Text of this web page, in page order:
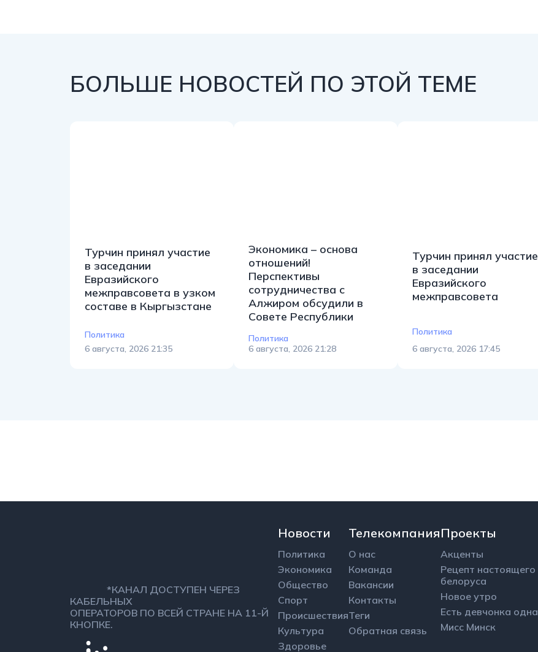
БОЛЬШЕ НОВОСТЕЙ ПО ЭТОЙ ТЕМЕ
Турчин принял участие
в заседании
Евразийского
межправсовета в узком
составе в Кыргызстане
Политика
6 августа, 2026 21:35
Экономика – основа
отношений!
Перспективы
сотрудничества с
Алжиром обсудили в
Совете Республики
Политика
6 августа, 2026 21:28
Турчин принял участие
в заседании
Евразийского
межправсовета
Политика
6 августа, 2026 17:45
*КАНАЛ ДОСТУПЕН ЧЕРЕЗ
КАБЕЛЬНЫХ
ОПЕРАТОРОВ ПО ВСЕЙ СТРАНЕ НА 11-Й
КНОПКЕ.
Новости
Политика
Экономика
Общество
Спорт
Происшествия
Культура
Здоровье
Телекомпания
О нас
Команда
Вакансии
Контакты
Теги
Обратная связь
Проекты
Акценты
Рецепт настоящего
белоруса
Новое утро
Есть девчонка одна
Мисс Минск